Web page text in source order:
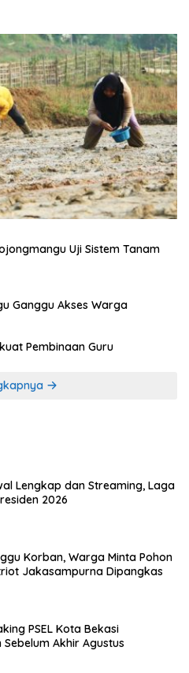
Uji Sistem Tanam
Ganggu Akses Warga
Pembinaan Guru
Lengkap dan Streaming, Laga
2026
Korban, Warga Minta Pohon
Jakasampurna Dipangkas
PSEL Kota Bekasi
Akhir Agustus